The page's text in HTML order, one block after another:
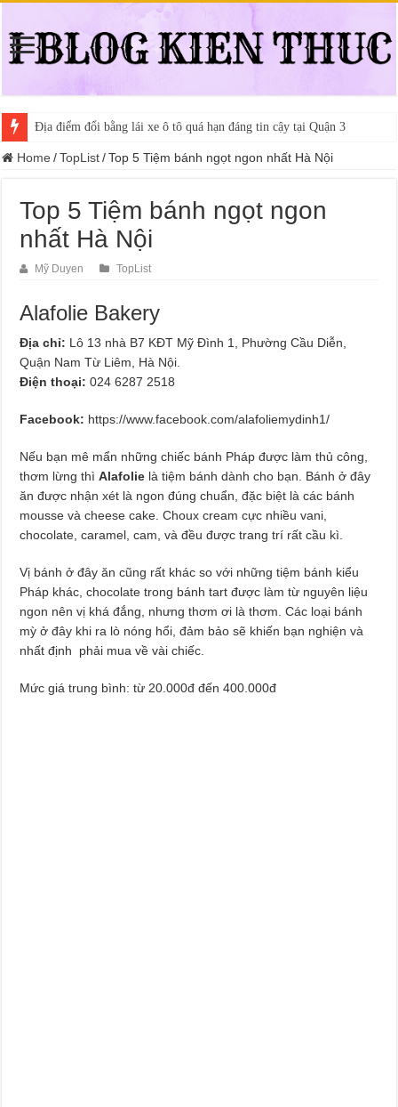
Địa điểm đổi bằng lái xe ô tô quá hạn đáng tin cậy tại Quận 3
Home / TopList / Top 5 Tiệm bánh ngọt ngon nhất Hà Nội
Top 5 Tiệm bánh ngọt ngon
nhất Hà Nội
Mỹ Duyen TopList
Alafolie Bakery
Địa chỉ: Lô 13 nhà B7 KĐT Mỹ Đình 1, Phường Cầu Diễn,
Quận Nam Từ Liêm, Hà Nội.
Điện thoại:024 6287 2518
Facebook: https://www.facebook.com/alafoliemydinh1/
Nếu bạn mê mẩn những chiếc bánh Pháp được làm thủ công,
thơm lừng thìAlafolie là tiệm bánh dành cho bạn. Bánh ở đây
ăn được nhận xét là ngon đúng chuẩn, đặc biệt là các bánh
mousse và cheese cake. Choux cream cực nhiều vani,
chocolate, caramel, cam, và đều được trang trí rất cầu kì.
Vị bánh ở đây ăn cũng rất khác so với những tiệm bánh kiểu
Pháp khác, chocolate trong bánh tart được làm từ nguyên liệu
ngon nên vị khá đắng, nhưng thơm ơi là thơm. Các loại bánh
mỳ ở đây khi ra lò nóng hổi, đảm bảo sẽ khiến bạn nghiện và
nhất định phải mua về vài chiếc.
Mức giá trung bình: từ 20.000đ đến 400.000đ